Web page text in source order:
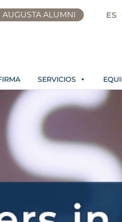
AUGUSTA ALUMNI ES
SERVICIOS